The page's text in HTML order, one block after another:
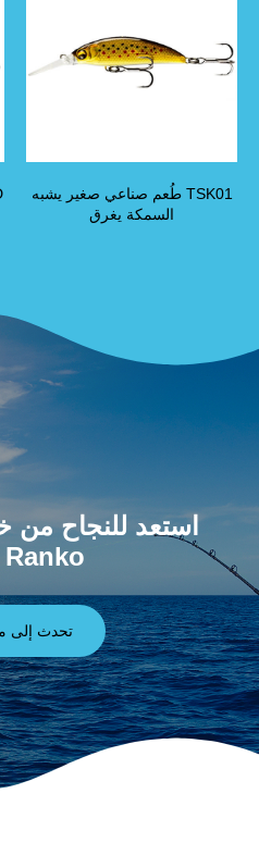
TSK01 طُعم صناعي صغير يشبه
السمكة يغرق
استعد للنجاح من
Ranko الآن!
تحدث إلى